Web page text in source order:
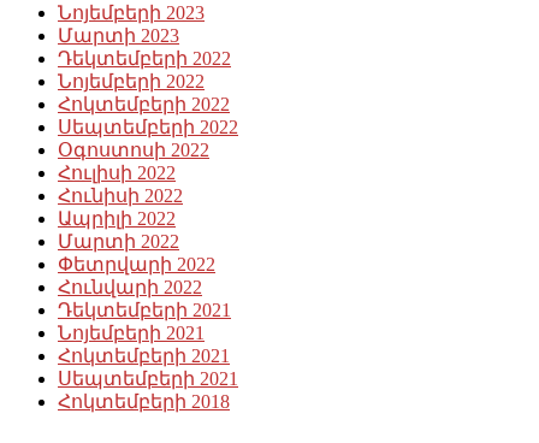
Նոյեմբերի 2023
Մարտի 2023
Դեկտեմբերի 2022
Նոյեմբերի 2022
Հոկտեմբերի 2022
Սեպտեմբերի 2022
Օգոստոսի 2022
Հուլիսի 2022
Հունիսի 2022
Ապրիլի 2022
Մարտի 2022
Փետրվարի 2022
Հունվարի 2022
Դեկտեմբերի 2021
Նոյեմբերի 2021
Հոկտեմբերի 2021
Սեպտեմբերի 2021
Հոկտեմբերի 2018